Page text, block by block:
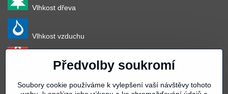
Vlhkost dřeva
Vlhkost vzduchu
Teplota vzduchu
Předvolby soukromí
Soubory cookie používáme k vylepšení vaší návštěvy tohoto